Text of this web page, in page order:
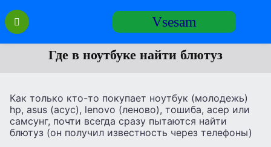
Перейти
содержанию
Vsesam
Где в ноутбуке найти блютуз
Как только кто-то покупает ноутбук (молодежь)
hp, asus (асус), lenovo (леново), тошиба, асер или
самсунг, почти всегда сразу пытаются найти
блютуз (он получил известность через телефоны)